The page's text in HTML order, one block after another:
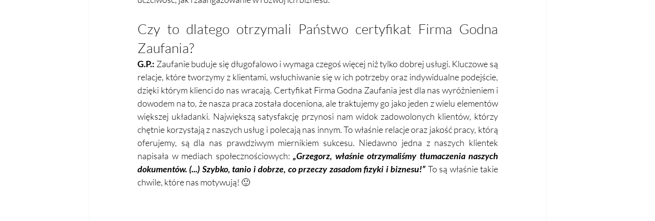
Czy to dlatego otrzymali Państwo certyfikat Firma Godna
Zaufania?
G.P.: Zaufanie buduje się długofalowo i wymaga czegoś więcej niż tylko dobrej usługi. Kluczowe są
relacje, które tworzymy z klientami, wsłuchiwanie się w ich potrzeby oraz indywidualne podejście,
dzięki którym klienci do nas wracają. Certyfikat Firma Godna Zaufania jest dla nas wyróżnieniem i
dowodem na to, że nasza praca została doceniona, ale traktujemy go jako jeden z wielu elementów
większej układanki. Największą satysfakcję przynosi nam widok zadowolonych klientów, którzy
chętnie korzystają z naszych usług i polecają nas innym. To właśnie relacje oraz jakość pracy, którą
oferujemy, są dla nas prawdziwym miernikiem sukcesu. Niedawno jedna z naszych klientek
napisała w mediach społecznościowych: „Grzegorz, właśnie otrzymaliśmy tłumaczenia naszych
dokumentów. (...) Szybko, tanio i dobrze, co przeczy zasadom fizyki i biznesu!” To są właśnie takie
chwile, które nas motywują! 🙂